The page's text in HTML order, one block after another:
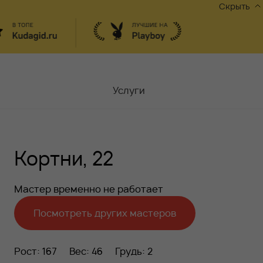
Скрыть
Услуги
Контакты
Акции
Вакансии
Блог
Кортни, 22
Мастер временно не работает
Посмотреть других мастеров
Рост: 167 Вес: 46 Грудь: 2